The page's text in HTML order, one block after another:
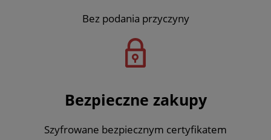
Bez podania przyczyny
Bezpieczne zakupy
Szyfrowane bezpiecznym certyfikatem